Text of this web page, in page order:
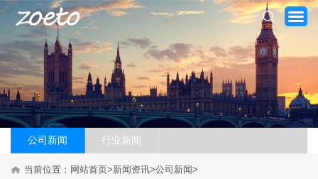
公司新闻 行业新闻
当前位置： 网站首页>新闻资讯>公司新闻>